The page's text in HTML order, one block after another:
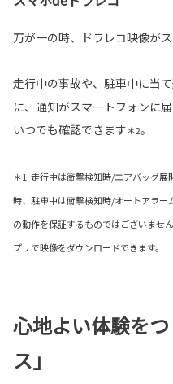
万が一の時、ドラレコ映像がス
走行中の事故や、駐車中に当
に、通知がスマートフォンに
いつでも確認できます＊2。
＊1. 走行中は衝撃検知時/エアバッグ
時、駐車中は衝撃検知時/オートアラー
の動作を保証するものではございま
プリで映像をダウンロードできます。
心地よい体験を
ス」